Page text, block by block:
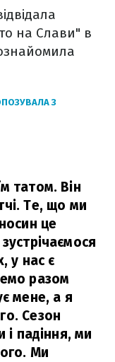
на Слави" в
З
татом. Він
Те, що ми
це
у нас є
разом
мене, а я
Сезон
і падіння, ми
Ми